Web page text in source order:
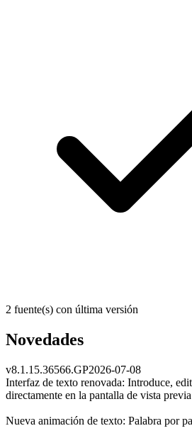
2 fuente(s) con última versión
Novedades
v8.1.15.36566.GP2026-07-08
Interfaz de texto renovada: Introduce,
directamente en la pantalla de vista previa
Nueva animación de texto: Palabra por